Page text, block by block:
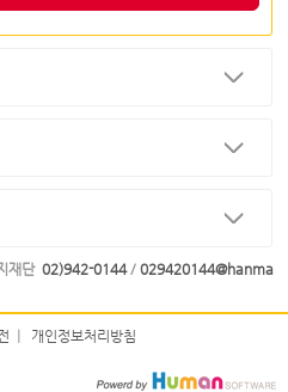
재단02)942-0144/029420144@hanma
| 개인정보처리방침